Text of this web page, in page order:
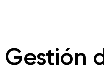
Gestión